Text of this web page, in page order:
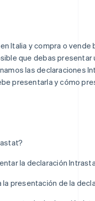
bienes
Italia y compra o vende
que debas presentar
las declaraciones
presentarla y cómo
la declaración
la presentación de la